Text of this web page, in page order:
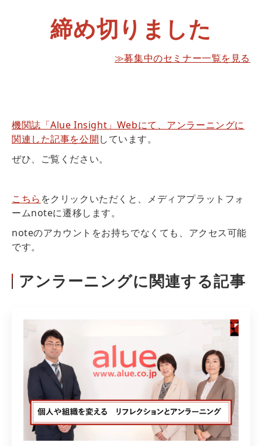
締め切りました
≫募集中のセミナー一覧を見る
機関誌「Alue Insight」Webにて、アンラーニングに
関連した記事を公開しています。
ぜひ、ご覧ください。
こちら をクリックいただくと、メディアプラットフォ
ームnoteに遷移します。
noteのアカウントをお持ちでなくても、アクセス可能
です。
アンラーニングに関連する記事